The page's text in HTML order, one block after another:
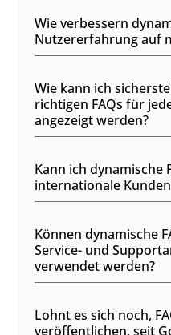
Wie verbessern
Nutzererfahrung auf
Wie kann ich
richtigen FAQs für
angezeigt werden?
Kann ich dynamische
internationale
Können dynamische
Service- und
verwendet werden?
Lohnt es sich noch,
veröffentlichen, seit